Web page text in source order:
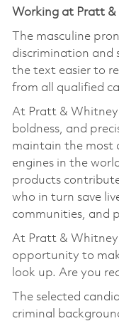
Working at Pratt
The masculine
discrimination and
the text easier to
from all qualified
At Pratt & Whitney
boldness, and
maintain the most
engines in the
products
who in turn save
communities, and
At Pratt &
opportunity to
look up. Are you
The selected
criminal